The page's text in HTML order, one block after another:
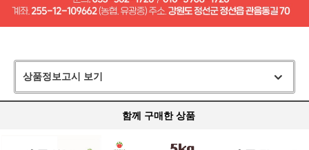
상품정보고시 보기
함께 구매한 상품